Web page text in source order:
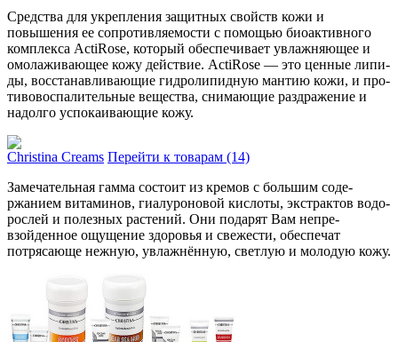
Средства для укрепления защи­тных свойств кожи и
повышения ее сопро­тивляемости с помощью био­активного
комплекса ActiRose, который обе­спечивает увлажняющее и
омолаживающее кожу действие. ActiRose — это ценные липи­
ды, восстанавливающие гидролипидную мантию кожи, и про­
тивовоспалительные вещества, сни­мающие раздражение и
надолго успокаивающие кожу.
Christina Creams Перейти к товарам (14)
Замечательная гамма состоит из кре­мов с большим соде­
ржанием витаминов, гиалуроно­вой кислоты, экстрактов водо­
рослей и полезных растений. Они подарят Вам непре­
взойденное ощущение здоровья и све­жести, обеспечат
потряса­юще нежную, увлажнённую, светлую и молодую кожу.